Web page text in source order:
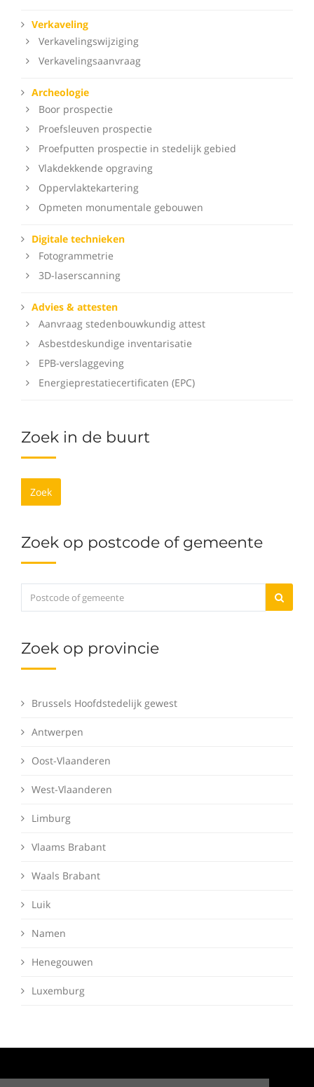
Verkaveling
Verkavelingswijziging
Verkavelingsaanvraag
Archeologie
Boor prospectie
Proefsleuven prospectie
Proefputten prospectie in stedelijk gebied
Vlakdekkende opgraving
Oppervlaktekartering
Opmeten monumentale gebouwen
Digitale technieken
Fotogrammetrie
3D-laserscanning
Advies & attesten
Aanvraag stedenbouwkundig attest
Asbestdeskundige inventarisatie
EPB-verslaggeving
Energieprestatiecertificaten (EPC)
Zoek in de buurt
Zoek
Zoek op postcode of gemeente
Zoek op provincie
Brussels Hoofdstedelijk gewest
Antwerpen
Oost-Vlaanderen
West-Vlaanderen
Limburg
Vlaams Brabant
Waals Brabant
Luik
Namen
Henegouwen
Luxemburg